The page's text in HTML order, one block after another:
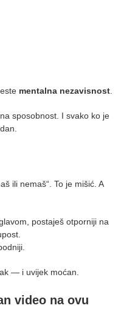
mentalna nezavisnost
sposobnost. I svako ko je
ili nemaš“. To je mišić. A
postaješ otporniji na
— i uvijek moćan.
video na ovu